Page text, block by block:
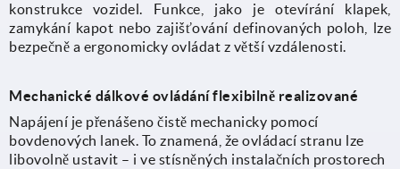
konstrukce vozidel. Funkce, jako je otevírání klapek,
zamykání kapot nebo zajišťování definovaných poloh, lze
bezpečně a ergonomicky ovládat z větší vzdálenosti.
Mechanické dálkové ovládání flexibilně realizované
Napájení je přenášeno čistě mechanicky pomocí
bovdenových lanek. To znamená, že ovládací stranu lze
libovolně ustavit – i ve stísněných instalačních prostorech